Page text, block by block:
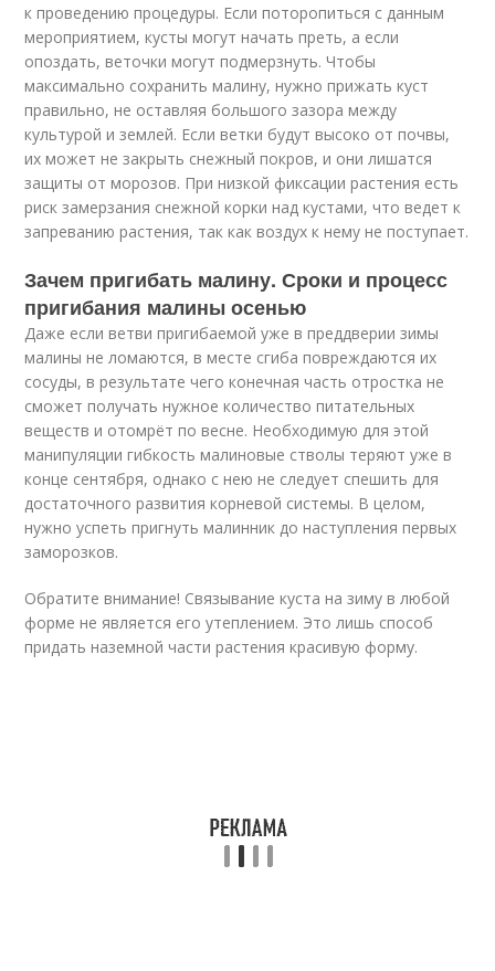
к проведению процедуры. Если поторопиться с данным
мероприятием, кусты могут начать преть, а если
опоздать, веточки могут подмерзнуть. Чтобы
максимально сохранить малину, нужно прижать куст
правильно, не оставляя большого зазора между
культурой и землей. Если ветки будут высоко от почвы,
их может не закрыть снежный покров, и они лишатся
защиты от морозов. При низкой фиксации растения есть
риск замерзания снежной корки над кустами, что ведет к
запреванию растения, так как воздух к нему не поступает.
Зачем пригибать малину. Сроки и процесс
пригибания малины осенью
Даже если ветви пригибаемой уже в преддверии зимы
малины не ломаются, в месте сгиба повреждаются их
сосуды, в результате чего конечная часть отростка не
сможет получать нужное количество питательных
веществ и отомрёт по весне. Необходимую для этой
манипуляции гибкость малиновые стволы теряют уже в
конце сентября, однако с нею не следует спешить для
достаточного развития корневой системы. В целом,
нужно успеть пригнуть малинник до наступления первых
заморозков.
Обратите внимание! Связывание куста на зиму в любой
форме не является его утеплением. Это лишь способ
придать наземной части растения красивую форму.